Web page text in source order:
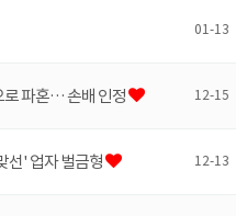
01-13
로 파혼… 손배 인정 12-15
선' 업자 벌금형 12-13